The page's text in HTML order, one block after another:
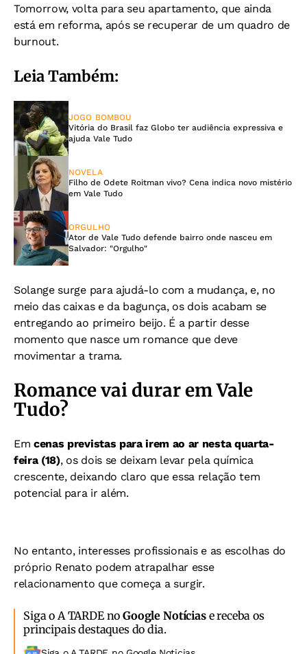
Tomorrow, volta para seu apartamento, que ainda
está em reforma, após se recuperar de um quadro de
burnout.
Leia Também:
JOGO BOMBOU
Vitória do Brasil faz Globo ter audiência expressiva e
ajuda Vale Tudo
NOVELA
Filho de Odete Roitman vivo? Cena indica novo mistério
em Vale Tudo
ORGULHO
Ator de Vale Tudo defende bairro onde nasceu em
Salvador: "Orgulho"
Solange surge para ajudá-lo com a mudança, e, no
meio das caixas e da bagunça, os dois acabam se
entregando ao primeiro beijo. É a partir desse
momento que nasce um romance que deve
movimentar a trama.
Romance vai durar em Vale
Tudo?
Emcenas previstas para irem ao ar nesta quarta-
feira (18), os dois se deixam levar pela química
crescente, deixando claro que essa relação tem
potencial para ir além.
No entanto, interesses profissionais e as escolhas do
próprio Renato podem atrapalhar esse
relacionamento que começa a surgir.
Siga o A TARDE noGoogle Notíciase receba os
principais destaques do dia.